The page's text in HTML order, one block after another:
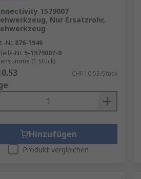
1579007
Nur Ersatzrohr,
Nr. 876-1946
Nr. 5-1579007-0
(1 Stück)
CHF.10.53/Stück
Hinzufügen
Produkt vergleichen